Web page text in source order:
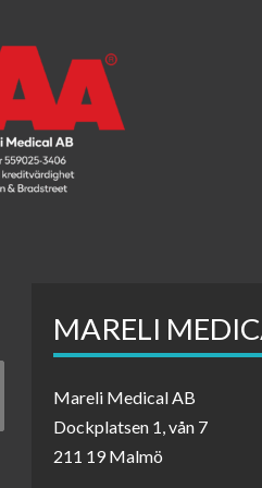
MARELI
Mareli Medical AB
Dockplatsen 1, vån 7
211 19 Malmö